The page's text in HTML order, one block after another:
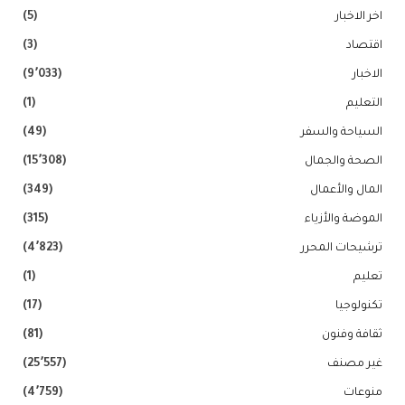
اخر الاخبار (5)
اقتصاد (3)
الاخبار (9٬033)
التعليم (1)
السياحة والسفر (49)
الصحة والجمال (15٬308)
المال والأعمال (349)
الموضة والأزياء (315)
ترشيحات المحرر (4٬823)
تعليم (1)
تكنولوجيا (17)
ثقافة وفنون (81)
غير مصنف (25٬557)
منوعات (4٬759)